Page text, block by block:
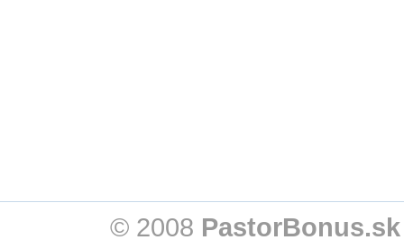
© 2008 PastorBonus.sk